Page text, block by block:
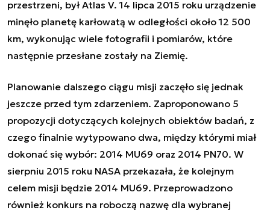
przestrzeni, był Atlas V. 14 lipca 2015 roku urządzenie
minęło planetę karłowatą w odległości około 12 500
km, wykonując wiele fotografii i pomiarów, które
następnie przesłane zostały na Ziemię.
Planowanie dalszego ciągu misji zaczęło się jednak
jeszcze przed tym zdarzeniem. Zaproponowano 5
propozycji dotyczących kolejnych obiektów badań, z
czego finalnie wytypowano dwa, między którymi miał
dokonać się wybór: 2014 MU69 oraz 2014 PN70. W
sierpniu 2015 roku NASA przekazała, że kolejnym
celem misji będzie 2014 MU69. Przeprowadzono
również konkurs na roboczą nazwę dla wybranej